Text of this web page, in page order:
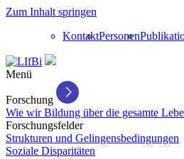
Zum Inhalt springen
KontaktPersonen
Menü
Forschung
Wie wir Bildung über die gesamte
Forschungsfelder
Strukturen und Gelingensbedingungen
Soziale Disparitäten